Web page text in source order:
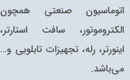
اتوماسیون صنعتی همچون
الکتروموتور، سافت استارتر،
اینورتر، رله، تجهیزات تابلویی و…
می‌باشد.